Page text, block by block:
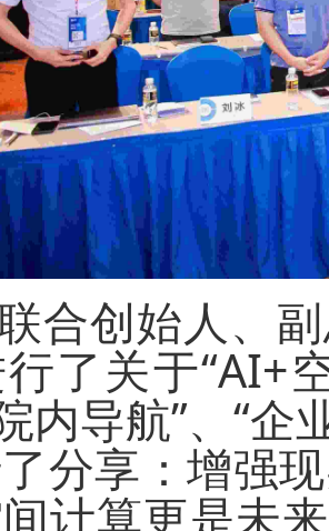
合创始人、
了关于“AI+
内导航”、“企
分享：增强
计算更是未